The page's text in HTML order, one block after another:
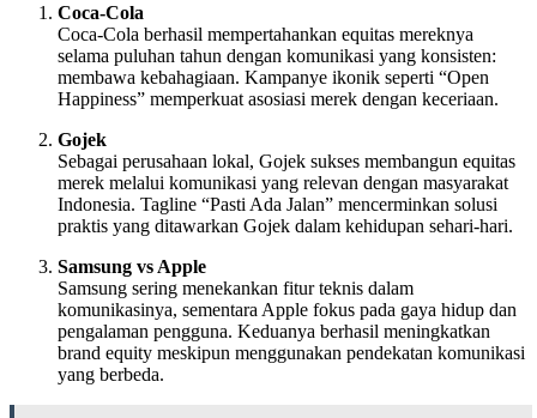
Coca-Cola
Coca-Cola berhasil mempertahankan equitas mereknya
selama puluhan tahun dengan komunikasi yang konsisten:
membawa kebahagiaan. Kampanye ikonik seperti “Open
Happiness” memperkuat asosiasi merek dengan keceriaan.
Gojek
Sebagai perusahaan lokal, Gojek sukses membangun equitas
merek melalui komunikasi yang relevan dengan masyarakat
Indonesia. Tagline “Pasti Ada Jalan” mencerminkan solusi
praktis yang ditawarkan Gojek dalam kehidupan sehari-hari.
Samsung vs Apple
Samsung sering menekankan fitur teknis dalam
komunikasinya, sementara Apple fokus pada gaya hidup dan
pengalaman pengguna. Keduanya berhasil meningkatkan
brand equity meskipun menggunakan pendekatan komunikasi
yang berbeda.